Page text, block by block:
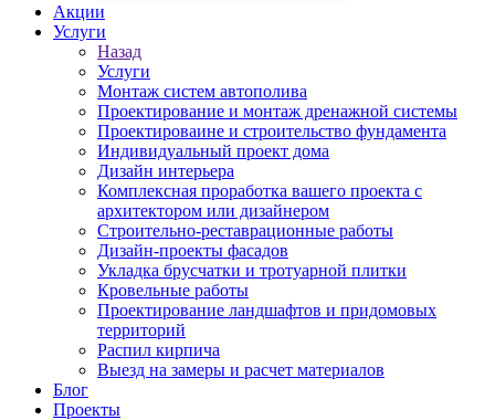
Акции
Услуги
Назад
Услуги
Монтаж систем автополива
Проектирование и монтаж дренажной системы
Проектироваине и строительство фундамента
Индивидуальный проект дома
Дизайн интерьера
Комплексная проработка вашего проекта с
архитектором или дизайнером
Строительно-реставрационные работы
Дизайн-проекты фасадов
Укладка брусчатки и тротуарной плитки
Кровельные работы
Проектирование ландшафтов и придомовых
территорий
Распил кирпича
Выезд на замеры и расчет материалов
Блог
Проекты